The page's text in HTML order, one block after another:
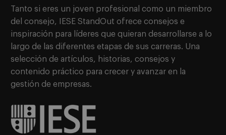
Tanto si eres un joven profesional como un miembro
del consejo, IESE StandOut ofrece consejos e
inspiración para líderes que quieran desarrollarse a lo
largo de las diferentes etapas de sus carreras. Una
selección de artículos, historias, consejos y
contenido práctico para crecer y avanzar en la
gestión de empresas.